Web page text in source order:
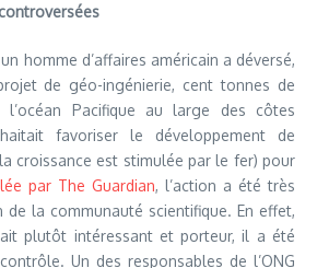
homme d’affaires américain a déversé,
de géo-ingénierie, cent tonnes de
Pacifique au large des côtes
favoriser le développement de
croissance est stimulée par le fer) pour
par The Guardian, l’action a été très
de la communauté scientifique. En effet,
plutôt intéressant et porteur, il a été
Un des responsables de l’ONG